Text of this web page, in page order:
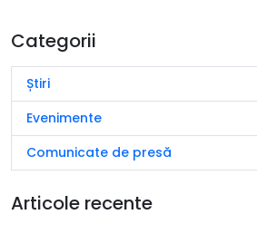
Categorii
Știri
Evenimente
Comunicate de presă
Articole recente